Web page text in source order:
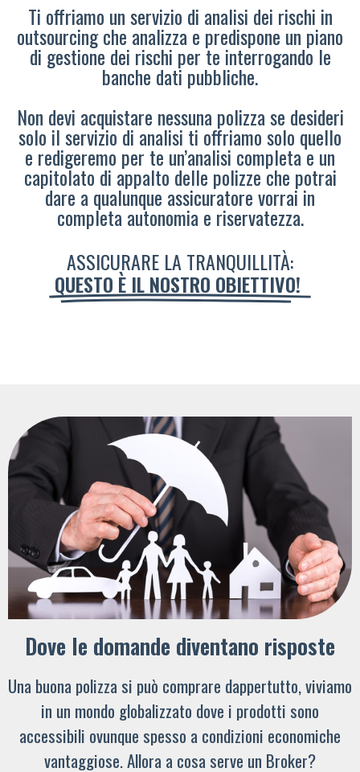
Ti offriamo un servizio di analisi dei rischi in
outsourcing che analizza e predispone un piano
di gestione dei rischi per te interrogando le
banche dati pubbliche.
Non devi acquistare nessuna polizza se desideri
solo il servizio di analisi ti offriamo solo quello
e redigeremo per te un’analisi completa e un
capitolato di appalto delle polizze che potrai
dare a qualunque assicuratore vorrai in
completa autonomia e riservatezza.
ASSICURARE LA TRANQUILLITÀ:
QUESTO È IL NOSTRO OBIETTIVO!
Dove le domande diventano risposte
Una buona polizza si può comprare dappertutto, viviamo
in un mondo globalizzato dove i prodotti sono
accessibili ovunque spesso a condizioni economiche
vantaggiose. Allora a cosa serve un Broker?